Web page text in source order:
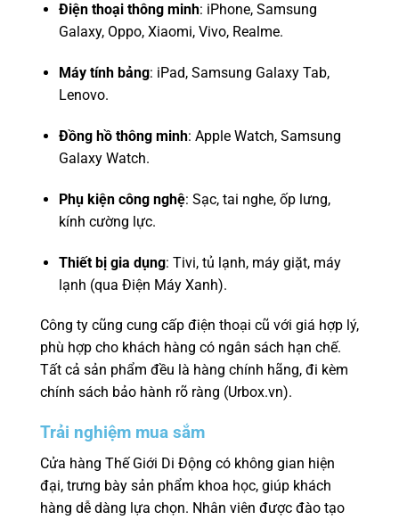
Điện thoại thông minh: iPhone, Samsung
Galaxy, Oppo, Xiaomi, Vivo, Realme.
Máy tính bảng: iPad, Samsung Galaxy Tab,
Lenovo.
Đồng hồ thông minh: Apple Watch, Samsung
Galaxy Watch.
Phụ kiện công nghệ: Sạc, tai nghe, ốp lưng,
kính cường lực.
Thiết bị gia dụng: Tivi, tủ lạnh, máy giặt, máy
lạnh (qua Điện Máy Xanh).
Công ty cũng cung cấp điện thoại cũ với giá hợp lý,
phù hợp cho khách hàng có ngân sách hạn chế.
Tất cả sản phẩm đều là hàng chính hãng, đi kèm
chính sách bảo hành rõ ràng (Urbox.vn).
Trải nghiệm mua sắm
Cửa hàng Thế Giới Di Động có không gian hiện
đại, trưng bày sản phẩm khoa học, giúp khách
hàng dễ dàng lựa chọn. Nhân viên được đào tạo